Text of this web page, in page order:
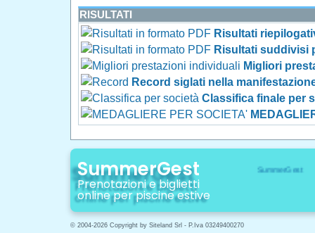
RISULTATI
Risultati
Risultati suddivisi
Migliori
Record siglati nella
Classifica finale per
SummerGest
Prenotazioni e biglietti
online per piscine estive
© 2004-2026 Copyright by Siteland Srl - P.Iva 03249400270